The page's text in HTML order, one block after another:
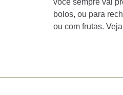
você sempre vai
bolos, ou para
ou com frutas.